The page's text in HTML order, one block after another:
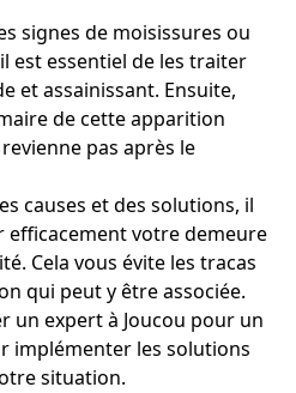
signes de moisissures ou
est essentiel de les traiter
et assainissant. Ensuite,
de cette apparition
pas après le
causes et des solutions, il
efficacement votre demeure
Cela vous évite les tracas
qui peut y être associée.
un expert à Joucou pour un
implémenter les solutions
situation.